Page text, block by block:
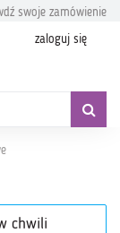
swoje zamówienie
zaloguj się
chwili